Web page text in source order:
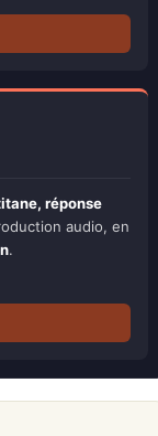
réponse
audio, en
.